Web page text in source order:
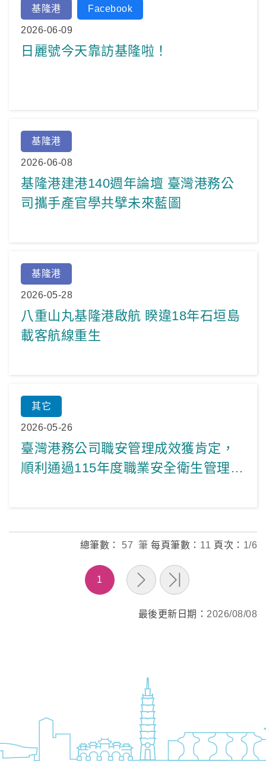
基隆港 Facebook
2026-06-09
日麗號今天靠訪基隆啦！
基隆港
2026-06-08
基隆港建港140週年論壇 臺灣港務公
司攜手產官學共擘未來藍圖
基隆港
2026-05-28
八重山丸基隆港啟航 睽違18年石垣島
載客航線重生
其它
2026-05-26
臺灣港務公司職安管理成效獲肯定，
順利通過115年度職業安全衛生管理系
總筆數： 57 筆 每頁筆數： 11 頁次： 1/6
1
最後更新日期： 2026/08/08